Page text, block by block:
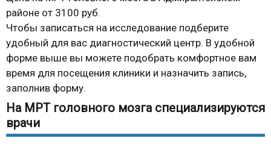
районе от 3100 руб.
Чтобы записаться на исследование подберите
удобный для вас диагностический центр. В удобной
форме выше вы можете подобрать комфортное вам
время для посещения клиники и назначить запись,
заполнив форму.
На МРТ головного мозга специализируются
врачи